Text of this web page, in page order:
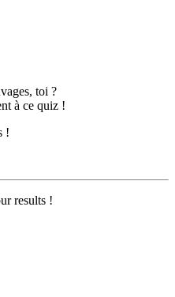
toi ?
à ce quiz !
!
results !